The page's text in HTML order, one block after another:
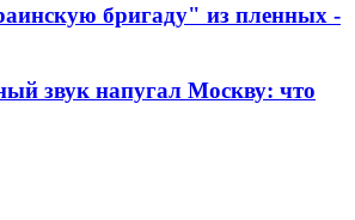
бригаду" из пленных -
звук напугал Москву: что